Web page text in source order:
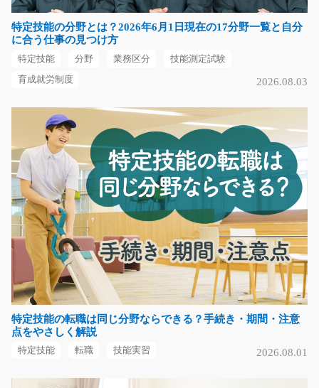
栃木県宇都宮市
急募
＼週4日勤務の相談可能で柔軟に働ける／ 介護施設にて
早番帯の介護業務を…
長期（3ヶ月以上）
時給1,350円
大阪府高槻市
気になる
2ｔトラックで家電の配送/g05_00064
スタッフさん大募集♪2ｔトラックで家電を配送するお仕
事をお願いします☆☆…
特定技能の分野とは？2026年6月1日現在の17分野一覧と自分
に合う仕事の見つけ方
特定技能 分野 業務区分 技能測定試験
育成就労制度 2026.08.03
特定技能の転職は同じ分野ならできる？手続き・期間・注意
点をやさしく解説
特定技能 転職 技能実習 2026.08.01